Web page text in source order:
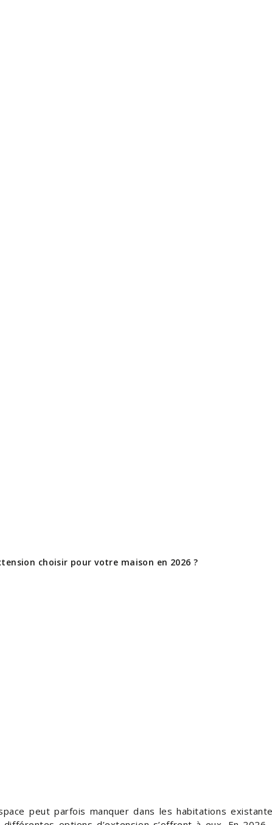
choisir pour votre maison en 2026 ?
peut parfois manquer dans les habitations